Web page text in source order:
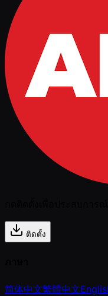
ติดตั้ง
简体中文繁體中文